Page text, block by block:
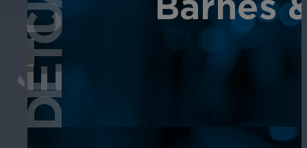
Éducation
Assurez la sécurité dans les
établissements d'enseignement.